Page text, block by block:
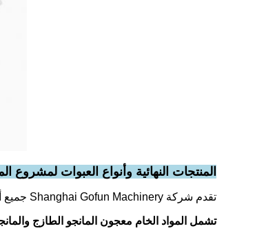
المنتجات النهائية وأنواع العبوات لمشروع
تقدم شركة Shanghai Gofun Machinery جميع أنواع خط معالجة المانجو.
تشمل المواد الخام معجون المانجو الطازج